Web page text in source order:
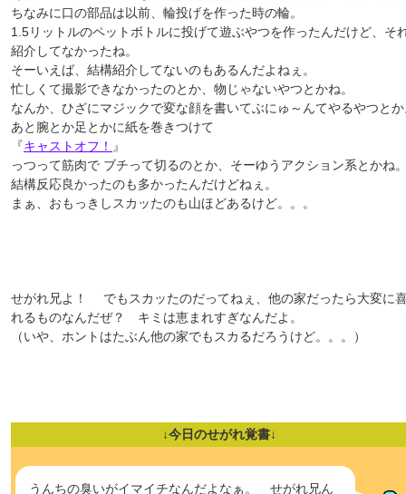
ちなみに口の部品は以前、輪投げを作った時の輪。
1.5リットルのペットボトルに投げて遊ぶやつを作ったんだけど、そ
紹介してなかったね。
そーいえば、結構紹介してないのもあるんだよねぇ。
忙しくて撮影できなかったのとか、物じゃないやつとかね。
なんか、ひざにマジックで変な顔を書いてぶにゅ～んてやるやつと
あと腕とか足とかに紙を巻きつけて
『キャストオフ！ 』
っつって筋肉で ブチって切るのとか、そーゆうアクション系とかね
結構反応良かったのも多かったんだけどねぇ。
まぁ、おもっきしスカッたのも山ほどあるけど。。。
せがれ兄よ！ でもスカッたのだってねぇ、他の家だったら大変に
れるものなんだぜ？ キミは恵まれすぎなんだよ。
（いや、ホントはたぶん他の家でもスカるだろうけど。。。）
↓今日のせがれ覚書↓
うんちの臭いがイマイチなんだよなぁ。 せがれ兄ん